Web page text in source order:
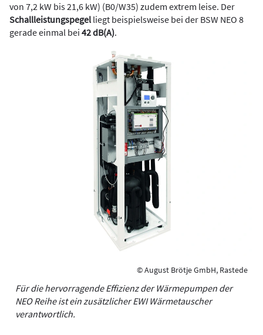
von 7,2 kW bis 21,6 kW) (B0/W35) zudem extrem leise. Der
Schallleistungspegel liegt beispielsweise bei der BSW NEO 8
gerade einmal bei 42 dB(A).
© August Brötje GmbH, Rastede
Für die hervorragende Effizienz der Wärmepumpen der
NEO Reihe ist ein zusätzlicher EWI Wärmetauscher
verantwortlich.